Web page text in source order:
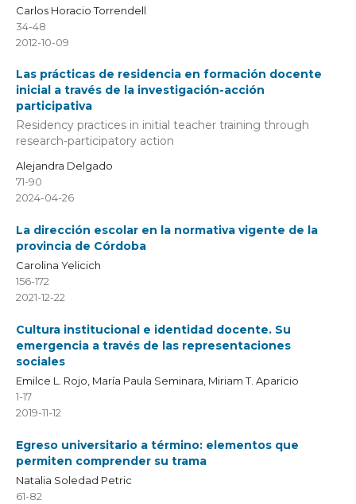
Carlos Horacio Torrendell
34-48
2012-10-09
Las prácticas de residencia en formación docente
inicial a través de la investigación-acción
participativa
Residency practices in initial teacher training through
research-participatory action
Alejandra Delgado
71-90
2024-04-26
La dirección escolar en la normativa vigente de la
provincia de Córdoba
Carolina Yelicich
156-172
2021-12-22
Cultura institucional e identidad docente. Su
emergencia a través de las representaciones
sociales
Emilce L. Rojo, María Paula Seminara, Miriam T. Aparicio
1-17
2019-11-12
Egreso universitario a término: elementos que
permiten comprender su trama
Natalia Soledad Petric
61-82